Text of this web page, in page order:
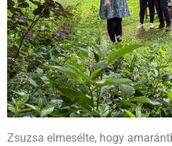
Zsuzsa elmesélte, hogy